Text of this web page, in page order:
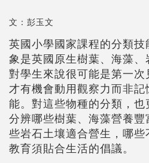
文：彭玉文
英國小學國家課程的分類
象是英國原生樹葉、海藻
對學生來說很可能是第一
才有機會動用觀察力而非
能。對這些物種的分類，也
分辨哪些樹葉、海藻營養
些岩石土壤適合營生，哪
教育須貼合生活的倡議。